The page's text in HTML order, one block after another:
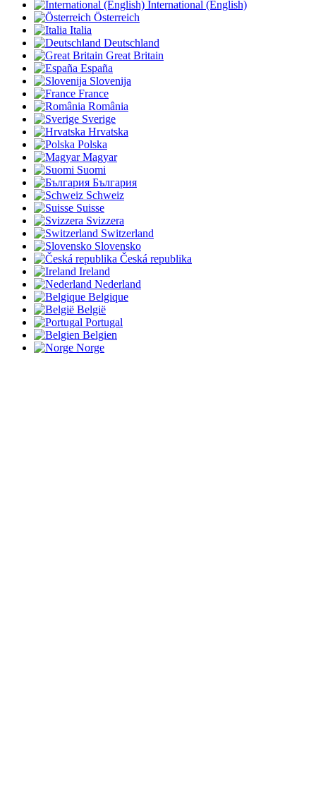
International (English)
Österreich
Italia
Deutschland
Great Britain
España
Slovenija
France
România
Sverige
Hrvatska
Polska
Magyar
Suomi
България
Schweiz
Suisse
Svizzera
Switzerland
Slovensko
Česká republika
Ireland
Nederland
Belgique
België
Portugal
Belgien
Norge